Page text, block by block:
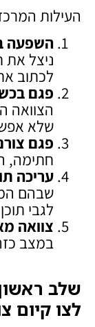
העילות
השפעה
ניצל את
לכתוב
פגם
הצוואה
שלא
פגם
חתימה,
עריכה
שבהם
לגבי
צוואה
במצב
שלב
לצו קיום